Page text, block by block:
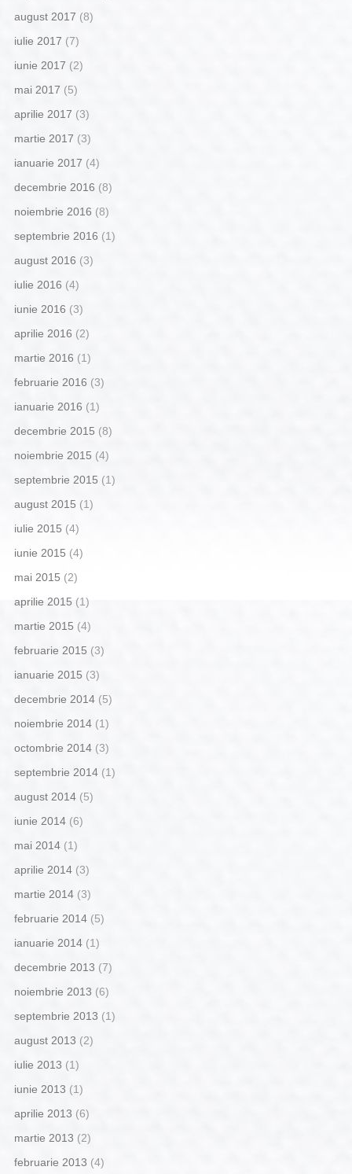
august 2017 (8)
iulie 2017 (7)
iunie 2017 (2)
mai 2017 (5)
aprilie 2017 (3)
martie 2017 (3)
ianuarie 2017 (4)
decembrie 2016 (8)
noiembrie 2016 (8)
septembrie 2016 (1)
august 2016 (3)
iulie 2016 (4)
iunie 2016 (3)
aprilie 2016 (2)
martie 2016 (1)
februarie 2016 (3)
ianuarie 2016 (1)
decembrie 2015 (8)
noiembrie 2015 (4)
septembrie 2015 (1)
august 2015 (1)
iulie 2015 (4)
iunie 2015 (4)
mai 2015 (2)
aprilie 2015(1)
martie 2015 (4)
februarie 2015 (3)
ianuarie 2015 (3)
decembrie 2014(5)
noiembrie 2014(1)
octombrie 2014(3)
septembrie 2014(1)
august 2014(5)
iunie 2014(6)
mai 2014(1)
aprilie 2014(3)
martie 2014(3)
februarie 2014(5)
ianuarie 2014(1)
decembrie 2013 (7)
noiembrie 2013 (6)
septembrie 2013 (1)
august 2013 (2)
iulie 2013 (1)
iunie 2013 (1)
aprilie 2013 (6)
martie 2013 (2)
februarie 2013 (4)